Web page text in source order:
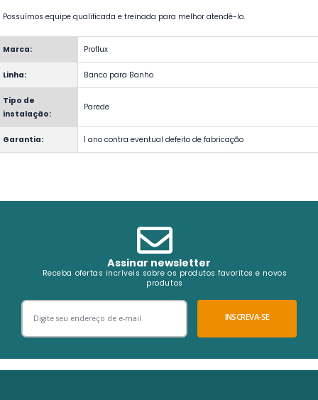
Possuímos equipe qualificada e treinada para melhor atendê-lo.
Marca: Proflux
Linha: Banco para Banho
Tipo de
instalação:
Parede
Garantia: 1 ano contra eventual defeito de fabricação
Assinar newsletter
Receba ofertas incríveis sobre os produtos favoritos e novos
produtos
INSCREVA-SE